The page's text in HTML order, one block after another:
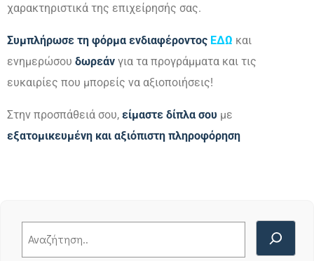
χαρακτηριστικά της επιχείρησής σας.
Συμπλήρωσε τη φόρμα ενδιαφέροντος ΕΔΩ και
ενημερώσου δωρεάν για τα προγράμματα και τις
ευκαιρίες που μπορείς να αξιοποιήσεις!
Στην προσπάθειά σου, είμαστε δίπλα σου με
εξατομικευμένη και αξιόπιστη πληροφόρηση